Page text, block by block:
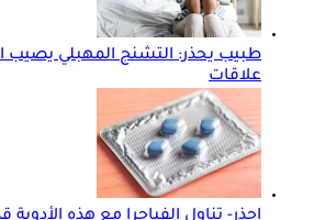
طبيب يحذر: التشنج المهبلي يصيب
علاقات